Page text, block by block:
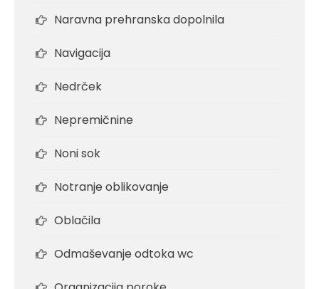
Naravna prehranska dopolnila
Navigacija
Nedrček
Nepremičnine
Noni sok
Notranje oblikovanje
Oblačila
Odmaševanje odtoka wc